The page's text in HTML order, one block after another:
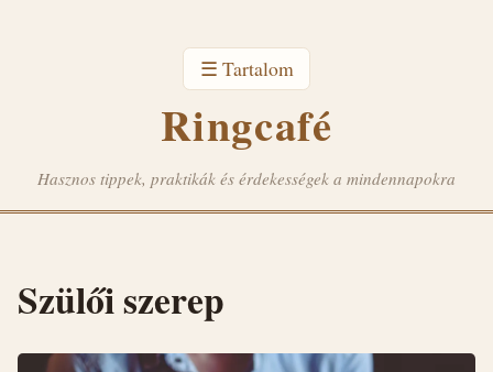
☰ Tartalom
Ringcafé
Hasznos tippek, praktikák és érdekességek a mindennapokra
Szülői szerep